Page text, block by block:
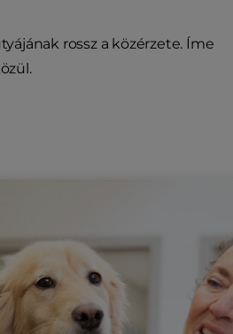
rossz a közérzete. Íme